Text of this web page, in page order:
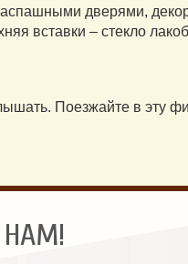
дверями,
вставки – стекло
Поезжайте в эту
НАМ!